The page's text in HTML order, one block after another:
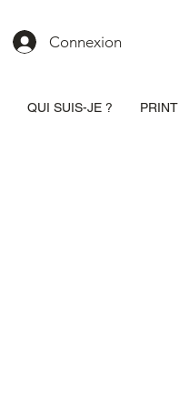
Connexion
QUI SUIS-JE ? PRINT